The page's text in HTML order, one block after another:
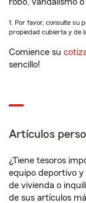
1. Por favor, consulte su
propiedad cubierta y de
Comience su
sencillo!
Artículos
¿Tiene tesoros
equipo deportivo y
de vivienda o
de sus artículos